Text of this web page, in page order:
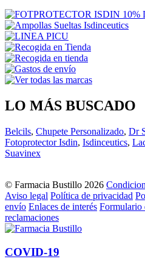
LO MÁS BUSCADO
Belcils, Chupete Personalizado, Dr
Fotoprotector Isdin, Isdinceutics,
Suavinex
© Farmacia Bustillo 2026
Aviso legal Política de privacidad
envío Enlaces de interés Formulario
reclamaciones
COVID-19